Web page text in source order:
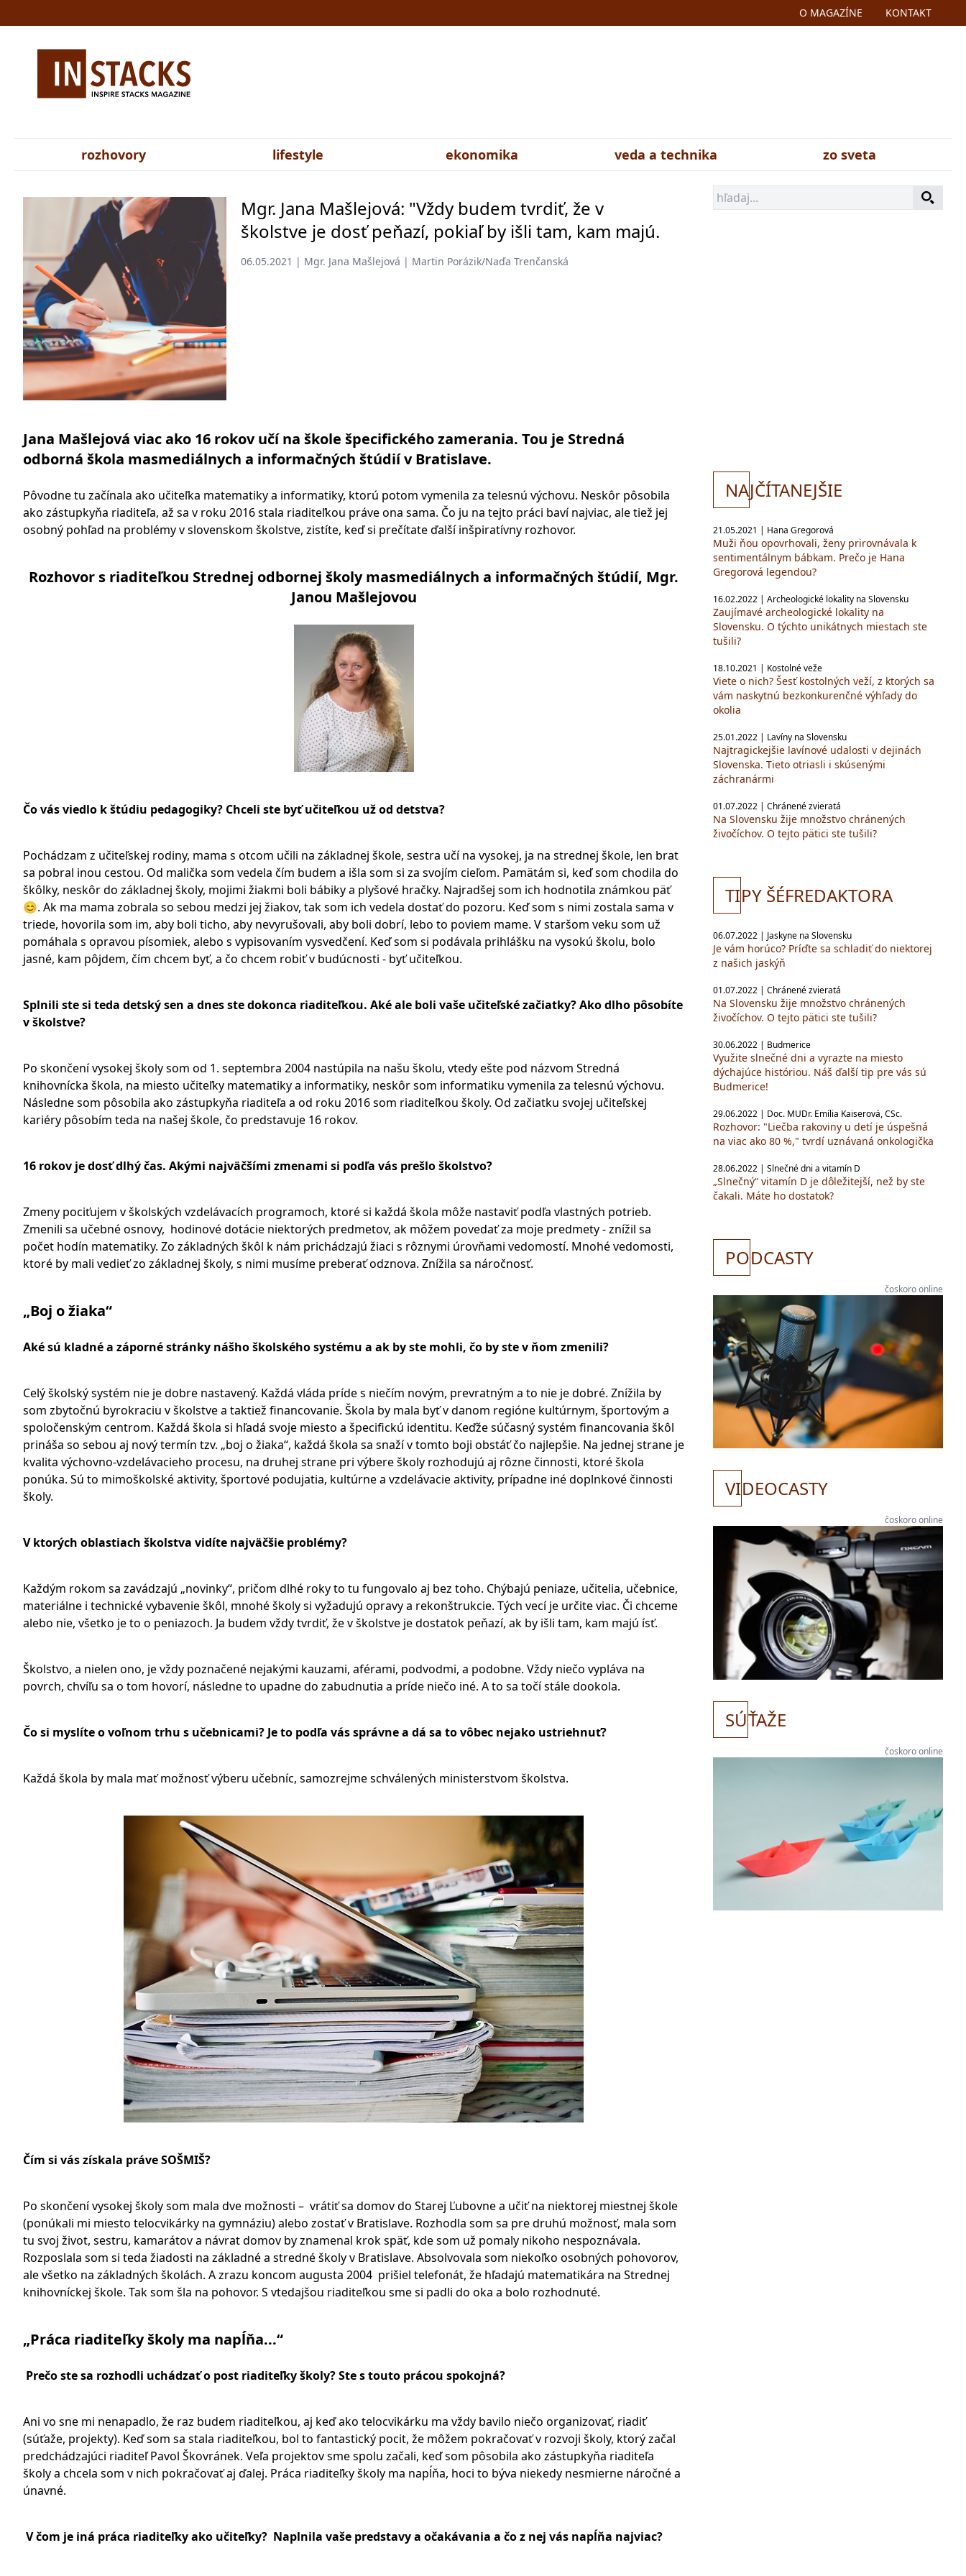
O MAGAZÍNE KONTAKT
rozhovory lifestyle ekonomika veda a technika zo sveta
Mgr. Jana Mašlejová: "Vždy budem tvrdiť, že v
školstve je dosť peňazí, pokiaľ by išli tam, kam majú.
06.05.2021 | Mgr. Jana Mašlejová | Martin Porázik/Naďa Trenčanská
Jana Mašlejová viac ako 16 rokov učí na škole špecifického zamerania. Tou je Stredná
odborná škola masmediálnych a informačných štúdií v Bratislave.
Pôvodne tu začínala ako učiteľka matematiky a informatiky, ktorú potom vymenila za telesnú výchovu. Neskôr pôsobila
ako zástupkyňa riaditeľa, až sa v roku 2016 stala riaditeľkou práve ona sama. Čo ju na tejto práci baví najviac, ale tiež jej
osobný pohľad na problémy v slovenskom školstve, zistíte, keď si prečítate ďalší inšpiratívny rozhovor.
Rozhovor s riaditeľkou Strednej odbornej školy masmediálnych a informačných štúdií, Mgr.
Janou Mašlejovou
Čo vás viedlo k štúdiu pedagogiky? Chceli ste byť učiteľkou už od detstva?
Pochádzam z učiteľskej rodiny, mama s otcom učili na základnej škole, sestra učí na vysokej, ja na strednej škole, len brat
sa pobral inou cestou. Od malička som vedela čím budem a išla som si za svojím cieľom. Pamätám si, keď som chodila do
škôlky, neskôr do základnej školy, mojimi žiakmi boli bábiky a plyšové hračky. Najradšej som ich hodnotila známkou päť
😊. Ak ma mama zobrala so sebou medzi jej žiakov, tak som ich vedela dostať do pozoru. Keď som s nimi zostala sama v
triede, hovorila som im, aby boli ticho, aby nevyrušovali, aby boli dobrí, lebo to poviem mame. V staršom veku som už
pomáhala s opravou písomiek, alebo s vypisovaním vysvedčení. Keď som si podávala prihlášku na vysokú školu, bolo
jasné, kam pôjdem, čím chcem byť, a čo chcem robiť v budúcnosti - byť učiteľkou.
Splnili ste si teda detský sen a dnes ste dokonca riaditeľkou. Aké ale boli vaše učiteľské začiatky? Ako dlho pôsobíte
v školstve?
Po skončení vysokej školy som od 1. septembra 2004 nastúpila na našu školu, vtedy ešte pod názvom Stredná
knihovnícka škola, na miesto učiteľky matematiky a informatiky, neskôr som informatiku vymenila za telesnú výchovu.
Následne som pôsobila ako zástupkyňa riaditeľa a od roku 2016 som riaditeľkou školy. Od začiatku svojej učiteľskej
kariéry pôsobím teda na našej škole, čo predstavuje 16 rokov.
16 rokov je dosť dlhý čas. Akými najväčšími zmenami si podľa vás prešlo školstvo?
Zmeny pociťujem v školských vzdelávacích programoch, ktoré si každá škola môže nastaviť podľa vlastných potrieb.
Zmenili sa učebné osnovy, hodinové dotácie niektorých predmetov, ak môžem povedať za moje predmety - znížil sa
počet hodín matematiky. Zo základných škôl k nám prichádzajú žiaci s rôznymi úrovňami vedomostí. Mnohé vedomosti,
ktoré by mali vedieť zo základnej školy, s nimi musíme preberať odznova. Znížila sa náročnosť.
„Boj o žiaka“
Aké sú kladné a záporné stránky nášho školského systému a ak by ste mohli, čo by ste v ňom zmenili?
Celý školský systém nie je dobre nastavený. Každá vláda príde s niečím novým, prevratným a to nie je dobré. Znížila by
som zbytočnú byrokraciu v školstve a taktiež financovanie. Škola by mala byť v danom regióne kultúrnym, športovým a
spoločenským centrom. Každá škola si hľadá svoje miesto a špecifickú identitu. Keďže súčasný systém financovania škôl
prináša so sebou aj nový termín tzv. „boj o žiaka“, každá škola sa snaží v tomto boji obstáť čo najlepšie. Na jednej strane je
kvalita výchovno-vzdelávacieho procesu, na druhej strane pri výbere školy rozhodujú aj rôzne činnosti, ktoré škola
ponúka. Sú to mimoškolské aktivity, športové podujatia, kultúrne a vzdelávacie aktivity, prípadne iné doplnkové činnosti
školy.
V ktorých oblastiach školstva vidíte najväčšie problémy?
Každým rokom sa zavádzajú „novinky“, pričom dlhé roky to tu fungovalo aj bez toho. Chýbajú peniaze, učitelia, učebnice,
materiálne i technické vybavenie škôl, mnohé školy si vyžadujú opravy a rekonštrukcie. Tých vecí je určite viac. Či chceme
alebo nie, všetko je to o peniazoch. Ja budem vždy tvrdiť, že v školstve je dostatok peňazí, ak by išli tam, kam majú ísť.
Školstvo, a nielen ono, je vždy poznačené nejakými kauzami, aférami, podvodmi, a podobne. Vždy niečo vypláva na
povrch, chvíľu sa o tom hovorí, následne to upadne do zabudnutia a príde niečo iné. A to sa točí stále dookola.
Čo si myslíte o voľnom trhu s učebnicami? Je to podľa vás správne a dá sa to vôbec nejako ustriehnuť?
Každá škola by mala mať možnosť výberu učebníc, samozrejme schválených ministerstvom školstva.
Čím si vás získala práve SOŠMIŠ?
Po skončení vysokej školy som mala dve možnosti – vrátiť sa domov do Starej Ľubovne a učiť na niektorej miestnej škole
(ponúkali mi miesto telocvikárky na gymnáziu) alebo zostať v Bratislave. Rozhodla som sa pre druhú možnosť, mala som
tu svoj život, sestru, kamarátov a návrat domov by znamenal krok späť, kde som už pomaly nikoho nespoznávala.
Rozposlala som si teda žiadosti na základné a stredné školy v Bratislave. Absolvovala som niekoľko osobných pohovorov,
ale všetko na základných školách. A zrazu koncom augusta 2004 prišiel telefonát, že hľadajú matematikára na Strednej
knihovníckej škole. Tak som šla na pohovor. S vtedajšou riaditeľkou sme si padli do oka a bolo rozhodnuté.
„Práca riaditeľky školy ma napĺňa...“
Prečo ste sa rozhodli uchádzať o post riaditeľky školy? Ste s touto prácou spokojná?
Ani vo sne mi nenapadlo, že raz budem riaditeľkou, aj keď ako telocvikárku ma vždy bavilo niečo organizovať, riadiť
(súťaže, projekty). Keď som sa stala riaditeľkou, bol to fantastický pocit, že môžem pokračovať v rozvoji školy, ktorý začal
predchádzajúci riaditeľ Pavol Škovránek. Veľa projektov sme spolu začali, keď som pôsobila ako zástupkyňa riaditeľa
školy a chcela som v nich pokračovať aj ďalej. Práca riaditeľky školy ma napĺňa, hoci to býva niekedy nesmierne náročné a
únavné.
V čom je iná práca riaditeľky ako učiteľky? Naplnila vaše predstavy a očakávania a čo z nej vás napĺňa najviac?
NAJČÍTANEJŠIE
21.05.2021 | Hana Gregorová
Muži ňou opovrhovali, ženy prirovnávala k
sentimentálnym bábkam. Prečo je Hana
Gregorová legendou?
16.02.2022 | Archeologické lokality na Slovensku
Zaujímavé archeologické lokality na
Slovensku. O týchto unikátnych miestach ste
tušili?
18.10.2021 | Kostolné veže
Viete o nich? Šesť kostolných veží, z ktorých sa
vám naskytnú bezkonkurenčné výhľady do
okolia
25.01.2022 | Lavíny na Slovensku
Najtragickejšie lavínové udalosti v dejinách
Slovenska. Tieto otriasli i skúsenými
záchranármi
01.07.2022 | Chránené zvieratá
Na Slovensku žije množstvo chránených
živočíchov. O tejto pätici ste tušili?
TIPY ŠÉFREDAKTORA
06.07.2022 | Jaskyne na Slovensku
Je vám horúco? Príďte sa schladiť do niektorej
z našich jaskýň
01.07.2022 | Chránené zvieratá
Na Slovensku žije množstvo chránených
živočíchov. O tejto pätici ste tušili?
30.06.2022 | Budmerice
Využite slnečné dni a vyrazte na miesto
dýchajúce históriou. Náš ďalší tip pre vás sú
Budmerice!
29.06.2022 | Doc. MUDr. Emília Kaiserová, CSc.
Rozhovor: "Liečba rakoviny u detí je úspešná
na viac ako 80 %," tvrdí uznávaná onkologička
28.06.2022 | Slnečné dni a vitamín D
„Slnečný“ vitamín D je dôležitejší, než by ste
čakali. Máte ho dostatok?
PODCASTY
čoskoro online
VIDEOCASTY
čoskoro online
SÚŤAŽE
čoskoro online